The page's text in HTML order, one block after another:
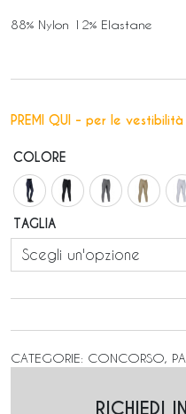
88% Nylon 12% Elastane
PREMI QUI - per le
COLORE
TAGLIA
CATEGORIE: CONCORSO,
RICHIEDI